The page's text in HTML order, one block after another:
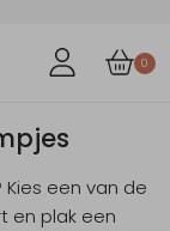
0
een van de
en plak een